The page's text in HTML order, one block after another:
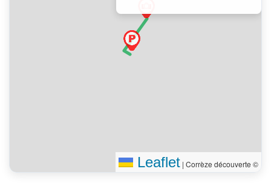
Leaflet | Corrèze découverte ©